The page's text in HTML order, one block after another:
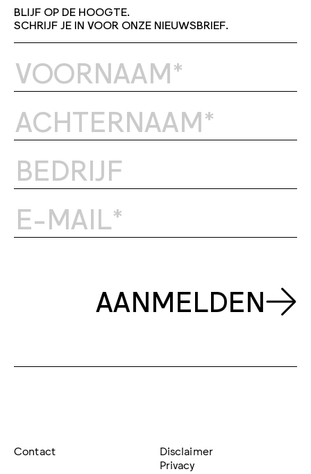
BLIJF OP DE HOOGTE.
SCHRIJF JE IN VOOR ONZE NIEUWSBRIEF.
AANMELDEN
Contact
Disclaimer
Privacy